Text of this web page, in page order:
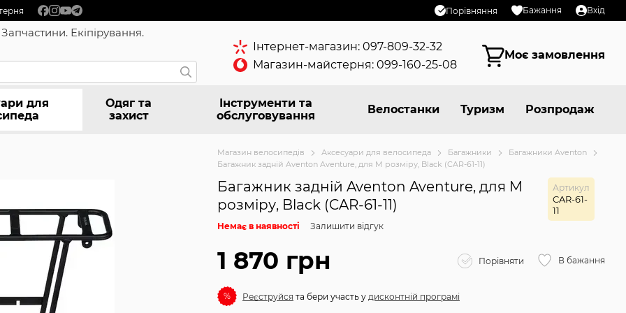
Порівняння Бажання Вхід
Екіпірування.
Інтернет-магазин: 097-809-32-32
Магазин-майстерня: 099-160-25-08
Моє замовлення
для
Одяг та
захист
Інструменти та
обслуговування
Велостанки Туризм Розпродаж
Магазин велосипедів Аксесуари для велосипеда Багажники
Багажники Aventon
Багажник задній Aventon Aventure, для M розміру, Black (CAR-61-11)
Багажник задній Aventon Aventure, для M
розміру, Black (CAR-61-11)
Артикул
CAR-61-
11
Немає в наявності Залишити відгук
1 870 грн Порівняти В бажання
% Реєструйся та бери участь у дисконтній програмі